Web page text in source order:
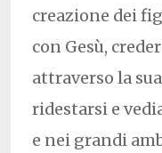
creazione dei
con Gesù,
attraverso la
ridestarsi e
e nei grandi